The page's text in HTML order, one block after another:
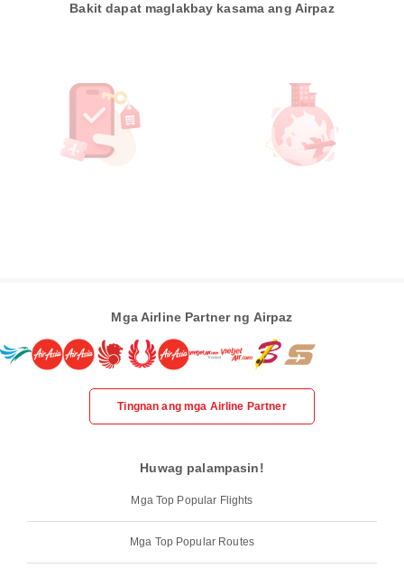
Bakit dapat maglakbay kasama ang Airpaz
Mga Airline Partner ng Airpaz
Tingnan ang mga Airline Partner
Huwag palampasin!
Mga Top Popular Flights
Mga Top Popular Routes